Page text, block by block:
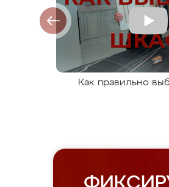
Как правильно